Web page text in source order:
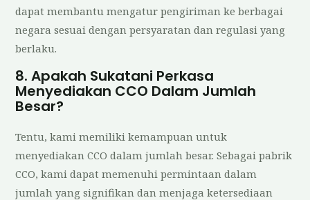
dapat membantu mengatur pengiriman ke berbagai
negara sesuai dengan persyaratan dan regulasi yang
berlaku.
8. Apakah Sukatani Perkasa
Menyediakan CCO Dalam Jumlah
Besar?
Tentu, kami memiliki kemampuan untuk
menyediakan CCO dalam jumlah besar. Sebagai pabrik
CCO, kami dapat memenuhi permintaan dalam
jumlah yang signifikan dan menjaga ketersediaan